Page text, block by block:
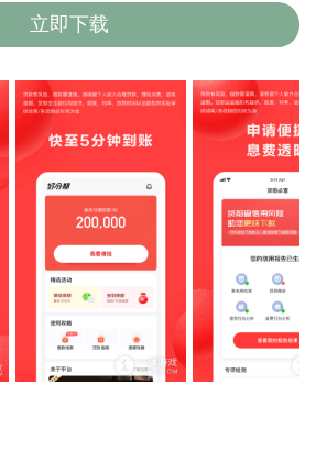
立即下载